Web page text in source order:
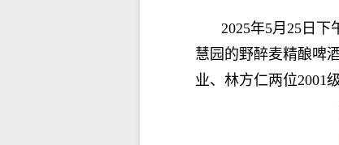
2025年5月25日
慧园的野醉麦精酿啤
业、 林方仁两位2001